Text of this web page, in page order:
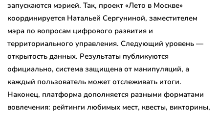
запускаются мэрией. Так, проект «Лето в Москве»
координируется Натальей Сергуниной, заместителем
мэра по вопросам цифрового развития и
территориального управления. Следующий уровень —
открытость данных. Результаты публикуются
официально, система защищена от манипуляций, а
каждый пользователь может отслеживать итоги.
Наконец, платформа дополняется разными форматами
вовлечения: рейтинги любимых мест, квесты, викторины,